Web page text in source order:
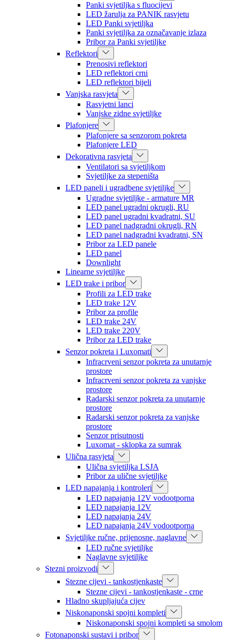
Panki svjetiljka s fluocijevi
LED žarulja za PANIK rasvjetu
LED Panki svjetiljka
Panki svjetiljka za označavanje izlaza
Pribor za Panki svjetiljke
Reflektori
Prenosivi reflektori
LED reflektori crni
LED reflektori bijeli
Vanjska rasvjeta
Rasvjetni lanci
Vanjske zidne svjetiljke
Plafonjere
Plafonjere sa senzorom pokreta
Plafonjere LED
Dekorativna rasvjeta
Ventilatori sa svjetiljkom
Svjetiljke za stepeništa
LED paneli i ugradbene svjetiljke
Ugradne svjetiljke - armature MR
LED panel ugradni okrugli, RU
LED panel ugradni kvadratni, SU
LED panel nadgradni okrugli, RN
LED panel nadgradni kvadratni, SN
Pribor za LED panele
LED panel
Downlight
Linearne svjetiljke
LED trake i pribor
Profili za LED trake
LED trake 12V
Pribor za profile
LED trake 24V
LED trake 220V
Pribor za LED trake
Senzor pokreta i Luxomati
Infracrveni senzor pokreta za unutarnje
prostore
Infracrveni senzor pokreta za vanjske
prostore
Radarski senzor pokreta za unutarnje
prostore
Radarski senzor pokreta za vanjske
prostore
Senzor prisutnosti
Luxomat - sklopka za sumrak
Ulična rasvjeta
Ulična svjetiljka LSJA
Pribor za ulične svjetiljke
LED napajanja i kontroleri
LED napajanja 12V vodootporna
LED napajanja 12V
LED napajanja 24V
LED napajanja 24V vodootporna
Svjetiljke ručne, prijenosne, naglavne
LED ručne svjetiljke
Naglavne svjetiljke
Stezni proizvodi
Stezne cijevi - tankostjenkaste
Stezne cijevi - tankostjenkaste - crne
Hladno skupljajuća cijev
Niskonaponski spojni kompleti
Niskonaponski spojni kompleti sa smolom
Fotonaponski sustavi i pribor